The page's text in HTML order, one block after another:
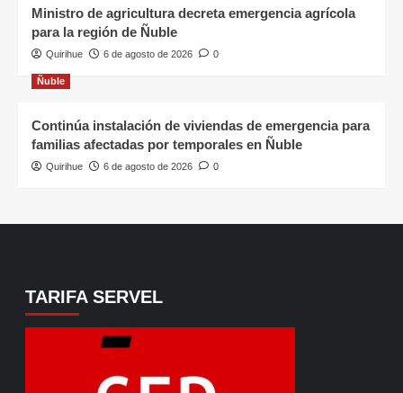
Ministro de agricultura decreta emergencia agrícola
para la región de Ñuble
Quirihue 6 de agosto de 2026 0
Ñuble
Continúa instalación de viviendas de emergencia para
familias afectadas por temporales en Ñuble
Quirihue 6 de agosto de 2026 0
TARIFA SERVEL